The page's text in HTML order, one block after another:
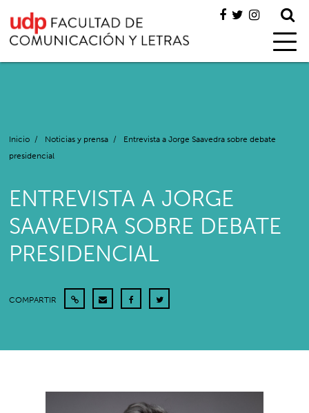
Inicio / Noticias y prensa /
Entrevista a Jorge Saavedra sobre debate
presidencial
ENTREVISTA A JORGE
SAAVEDRA SOBRE DEBATE
PRESIDENCIAL
COMPARTIR